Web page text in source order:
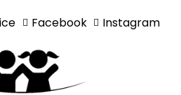
Facebook Instagram